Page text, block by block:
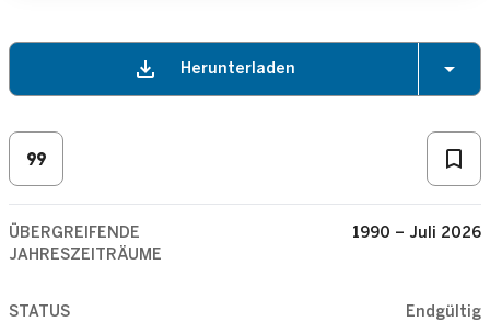
Dezember
September
download Herunterladen arrow_drop_down
format_quote bookmark_border
ÜBERGREIFENDE
JAHRESZEITRÄUME
1990 – Juli 2026
STATUS Endgültig